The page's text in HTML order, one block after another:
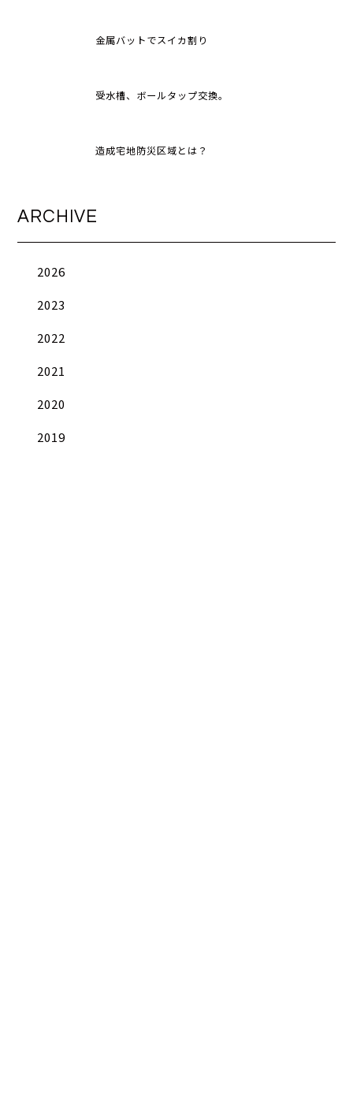
金属バットでスイカ割り
受水槽、ボールタップ交換。
造成宅地防災区域とは？
ARCHIVE
2026
2023
2022
2021
2020
2019